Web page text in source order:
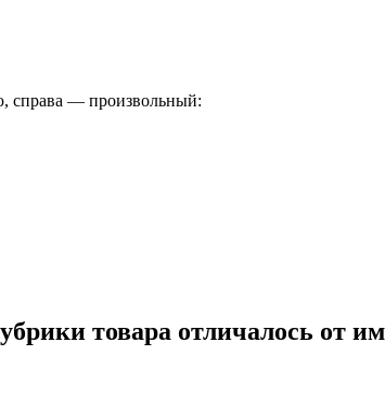
справа — произвольный:
товара отличалось от